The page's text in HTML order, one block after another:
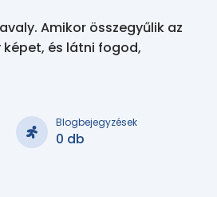
Amikor összegyűlik az
képet, és látni fogod,
Blogbejegyzések
0 db